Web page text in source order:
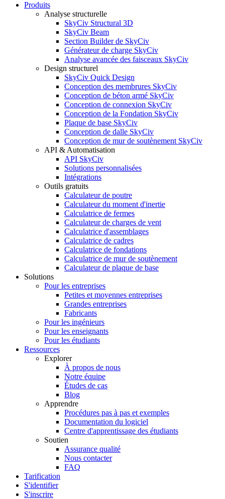
Produits
Analyse structurelle
SkyCiv Structural 3D
SkyCiv Beam
Section Builder de SkyCiv
Générateur de charge SkyCiv
Analyse avancée des faisceaux SkyCiv
Design structurel
SkyCiv Quick Design
Conception des membrures SkyCiv
Conception de béton armé SkyCiv
Conception de connexion SkyCiv
Conception de la Fondation SkyCiv
Plaque de base SkyCiv
Conception de dalle SkyCiv
Conception de mur de soutènement SkyCiv
API & Automatisation
API SkyCiv
Solutions personnalisées
Intégrations
Outils gratuits
Calculateur de poutre
Calculateur du moment d'inertie
Calculatrice de fermes
Calculateur de charges de vent
Calculatrice d'assemblages
Calculatrice de cadres
Calculatrice de fondations
Calculatrice de mur de soutènement
Calculateur de plaque de base
Solutions
Pour les entreprises
Petites et moyennes entreprises
Grandes entreprises
Fabricants
Pour les ingénieurs
Pour les enseignants
Pour les étudiants
Ressources
Explorer
À propos de nous
Notre équipe
Études de cas
Blog
Apprendre
Procédures pas à pas et exemples
Documentation du logiciel
Centre d'apprentissage des étudiants
Soutien
Assurance qualité
Nous contacter
FAQ
Tarification
S'identifier
S'inscrire